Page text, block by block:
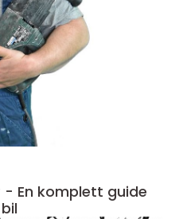
- En komplett guide